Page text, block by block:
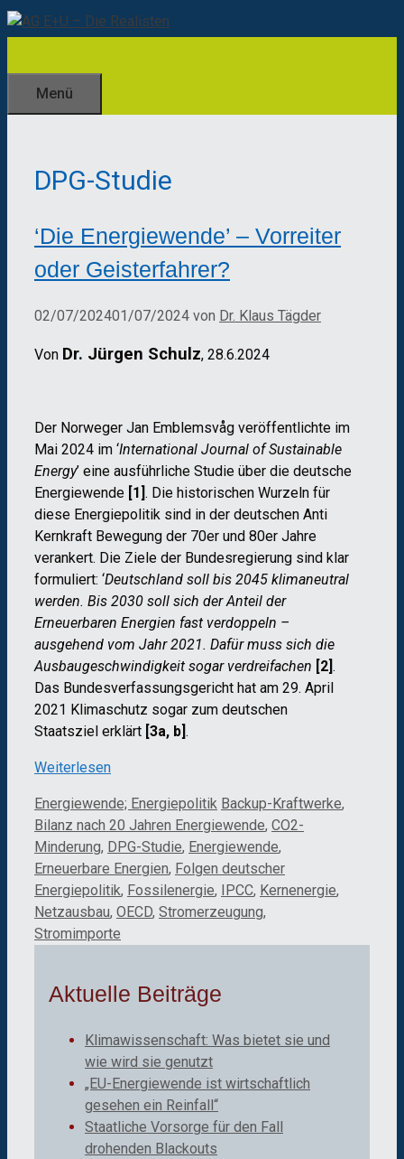
Zum
Inhalt
Menü
DPG-Studie
‘Die Energiewende’ – Vorreiter
oder Geisterfahrer?
02/07/202401/07/2024 von Dr. Klaus Tägder
Von Dr. Jürgen Schulz, 28.6.2024
Der Norweger Jan Emblemsvåg veröffentlichte im
Mai 2024 im ‘International Journal of Sustainable
Energy’ eine ausführliche Studie über die deutsche
Energiewende [1] . Die historischen Wurzeln für
diese Energiepolitik sind in der deutschen Anti
Kernkraft Bewegung der 70er und 80er Jahre
verankert. Die Ziele der Bundesregierung sind klar
formuliert: ‘Deutschland soll bis 2045 klimaneutral
werden. Bis 2030 soll sich der Anteil der
Erneuerbaren Energien fast verdoppeln –
ausgehend vom Jahr 2021. Dafür muss sich die
Ausbaugeschwindigkeit sogar verdreifachen [2] .
Das Bundesverfassungsgericht hat am 29. April
2021 Klimaschutz sogar zum deutschen
Staatsziel erklärt [3a, b] .
Weiterlesen
Kategorien
Energiewende; Energiepolitik Schlagwörter
Backup-Kraftwerke,
Bilanz nach 20 Jahren Energiewende, CO2-
Minderung, DPG-Studie, Energiewende,
Erneuerbare Energien, Folgen deutscher
Energiepolitik, Fossilenergie, IPCC, Kernenergie,
Netzausbau, OECD, Stromerzeugung,
Stromimporte
Aktuelle Beiträge
Klimawissenschaft: Was bietet sie und
wie wird sie genutzt
„EU-Energiewende ist wirtschaftlich
gesehen ein Reinfall“
Staatliche Vorsorge für den Fall
drohenden Blackouts